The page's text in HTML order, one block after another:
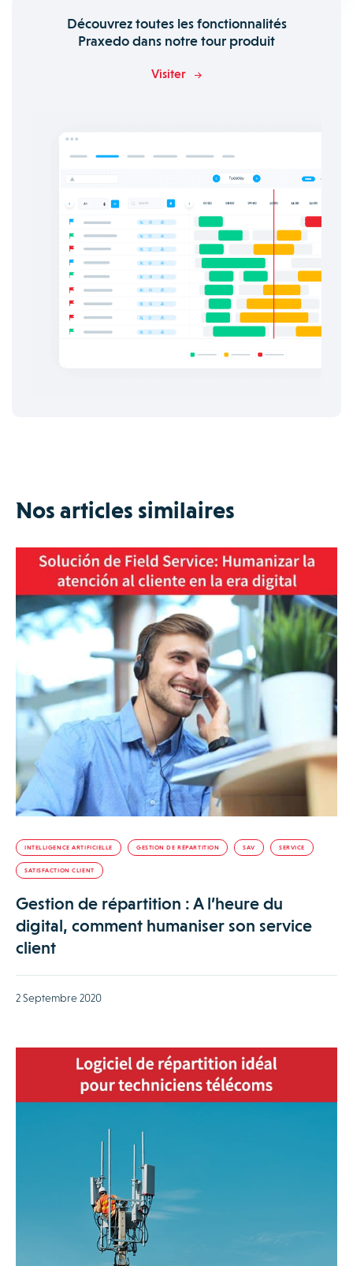
Découvrez toutes les fonctionnalités
Praxedo dans notre tour produit
Visiter
Nos articles similaires
INTELLIGENCE ARTIFICIELLE GESTION DE RÉPARTITION SAV SERVICE
SATISFACTION CLIENT
Gestion de répartition : A l’heure du
digital, comment humaniser son service
client
2 Septembre 2020